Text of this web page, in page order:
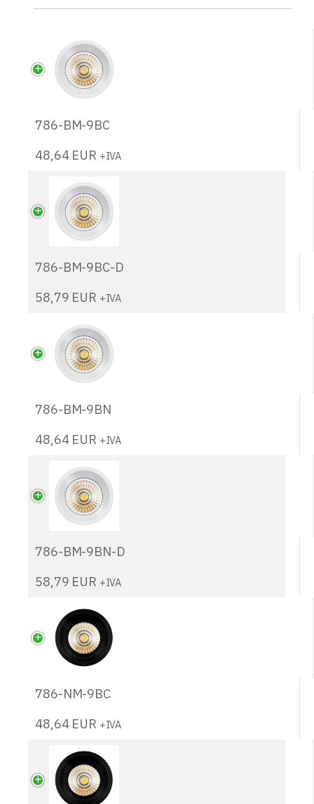
786-BM-9BC
48,64 EUR +IVA
786-BM-9BC-D
58,79 EUR +IVA
786-BM-9BN
48,64 EUR +IVA
786-BM-9BN-D
58,79 EUR +IVA
786-NM-9BC
48,64 EUR +IVA